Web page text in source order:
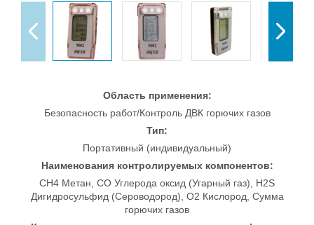
Область применения:
Безопасность работ/Контроль ДВК горючих газов
Тип:
Портативный (индивидуальный)
Наименования контролируемых компонентов:
CH4 Метан, CO Углерода оксид (Угарный газ), H2S
Дигидросульфид (Сероводород), O2 Кислород, Сумма
горючих газов